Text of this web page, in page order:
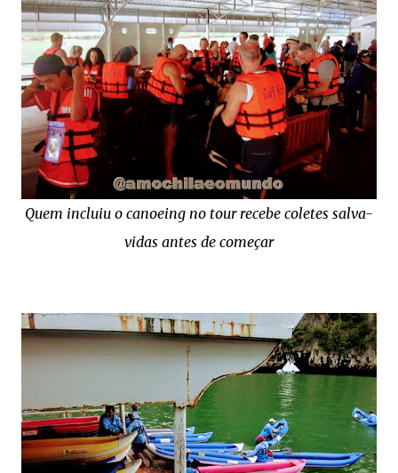
Quem incluiu o canoeing no tour recebe coletes salva-
vidas antes de começar